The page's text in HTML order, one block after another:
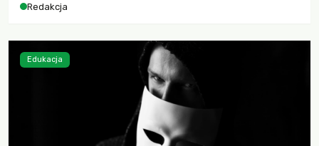
Redakcja
Edukacja